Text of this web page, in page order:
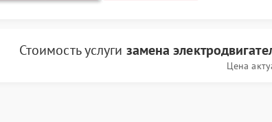
Стоимость услуги замена
Цена